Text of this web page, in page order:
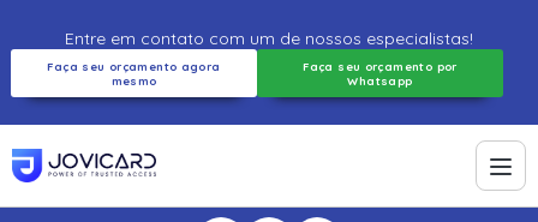
Entre em contato com um de nossos especialistas!
Faça seu orçamento agora
mesmo
Faça seu orçamento por
Whatsapp